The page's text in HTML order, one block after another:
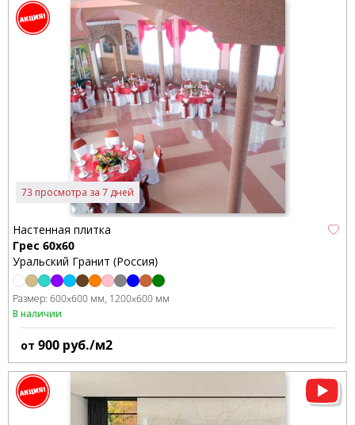
73 просмотра за 7 дней
Настенная плитка
Грес 60х60
Уральский Гранит (Россия)
Размер: 600x600 мм 1200x600 мм
В наличии
от 900 руб./м2